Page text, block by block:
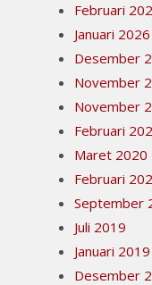
Februari
Januari 2026
Desember
November
November
Februari
Maret 2020
Februari
September
Juli 2019
Januari 2019
Desember